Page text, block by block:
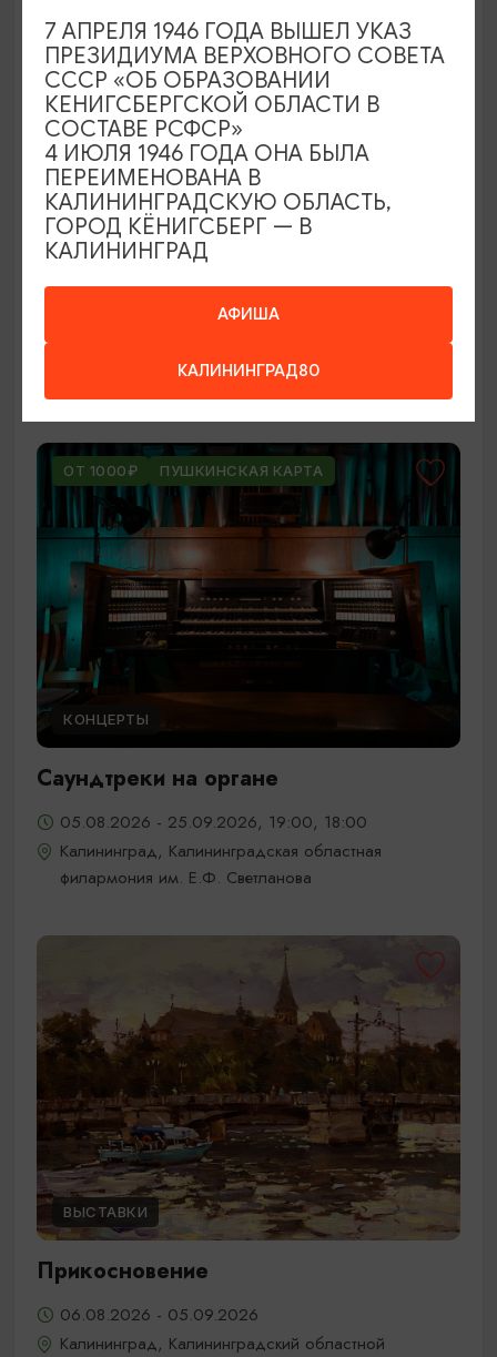
ВЫСТАВКИ
Оставленный багаж
Светлогорск, Арт-пространство «Янтарь-холл»
ОТ 1000₽ ПУШКИНСКАЯ КАРТА
КОНЦЕРТЫ
Саундтреки на органе
05.08.2026 - 25.09.2026, 19:00, 18:00
Калининград, Калининградская областная
филармония им. Е.Ф. Светланова
ВЫСТАВКИ
Прикосновение
06.08.2026 - 05.09.2026
Калининград, Калининградский областной
АФИША
КАЛИНИНГРАД80
7 АПРЕЛЯ 1946 ГОДА ВЫШЕЛ УКАЗ
ПРЕЗИДИУМА ВЕРХОВНОГО СОВЕТА
СССР «ОБ ОБРАЗОВАНИИ
КЕНИГСБЕРГСКОЙ ОБЛАСТИ В
СОСТАВЕ РСФСР»
4 ИЮЛЯ 1946 ГОДА ОНА БЫЛА
ПЕРЕИМЕНОВАНА В
КАЛИНИНГРАДСКУЮ ОБЛАСТЬ,
ГОРОД КЁНИГСБЕРГ — В
КАЛИНИНГРАД